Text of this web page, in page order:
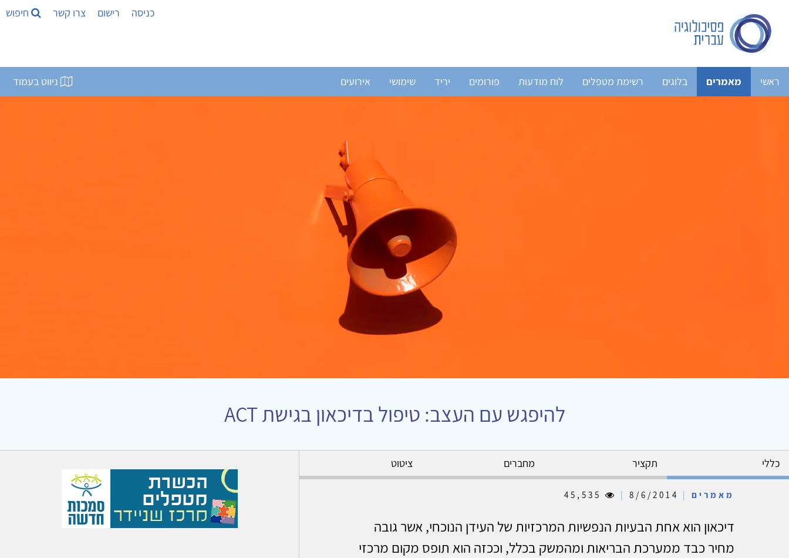
כניסה רישום צרו קשר חיפוש
ראשי מאמרים בלוגים רשימת מטפלים לוח מודעות פורומים יריד שימושי אירועים ניווט בעמוד
להיפגש עם העצב: טיפול בדיכאון בגישת ACT
כללי תקציר מחברים ציטוט
מאמרים |
|
דיכאון הוא אחת הבעיות הנפשיות המרכזיות של העידן הנוכחי, אשר גובה
מחיר כבד ממערכת הבריאות ומהמשק בכלל, וככזה הוא תופס מקום מרכזי